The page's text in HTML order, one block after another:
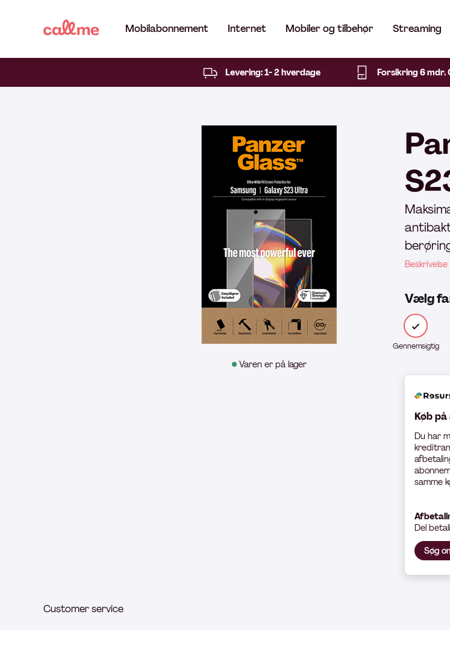
Mobilabonnement Internet Mobiler og tilbehør Streaming
Levering: 1- 2 hverdage Forsikring 6 mdr.
Varen er på lager
Vælg
Gennemsigtig
Køb
Du har
samme
Del betali
Søg
Customer service